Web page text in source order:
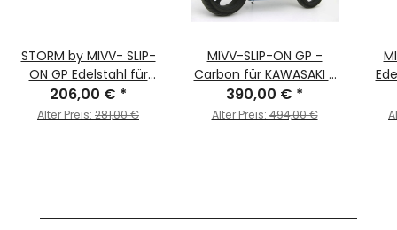
STORM by MIVV- SLIP-
ON GP Edelstahl für
KAWASAKI ZX-6 RR Bj.
2003 > 2004
206,00 € *
Alter Preis: 281,00 €
MIVV-SLIP-ON GP -
Carbon für KAWASAKI -
ZX-6 RR BJ. 2003 > 2004
- K.009.L2S
390,00 € *
Alter Preis:494,00 €